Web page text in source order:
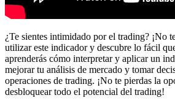
¿Te sientes intimidado por el trading? ¡No
utilizar este indicador y descubre lo fácil
aprenderás cómo interpretar y aplicar un
mejorar tu análisis de mercado y tomar
operaciones de trading. ¡No te pierdas la
desbloquear todo el potencial del trading!